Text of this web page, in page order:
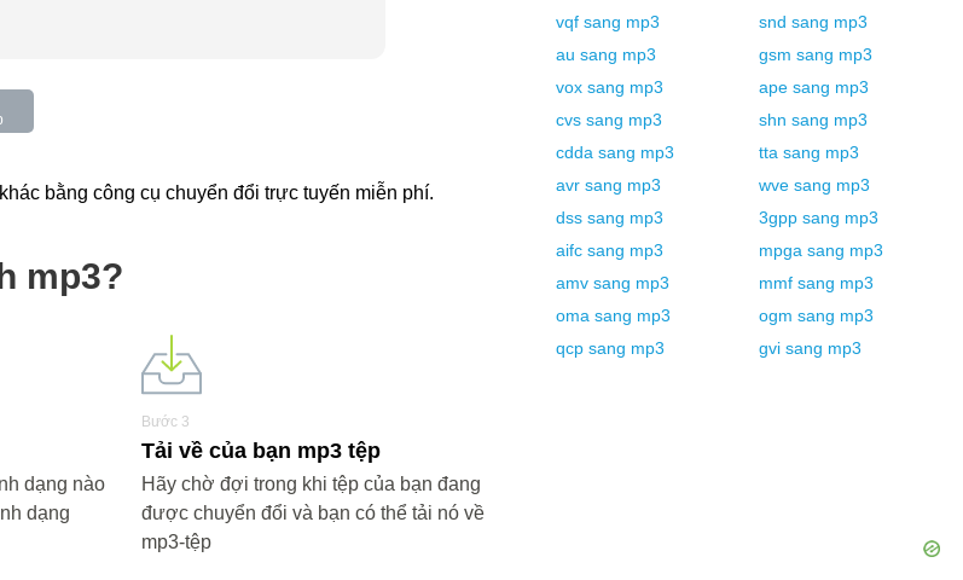
bằng công cụ chuyển đổi trực tuyến miễn phí.
mp3?
dạng nào
dạng
Bước 3
Tải về của bạn mp3 tệp
Hãy chờ đợi trong khi tệp của bạn đang
được chuyển đổi và bạn có thể tải nó về
mp3-tệp
vqf sang mp3 snd sang mp3
au sang mp3 gsm sang mp3
vox sang mp3 ape sang mp3
cvs sang mp3 shn sang mp3
cdda sang mp3 tta sang mp3
avr sang mp3 wve sang mp3
dss sang mp3 3gpp sang mp3
aifc sang mp3 mpga sang mp3
amv sang mp3 mmf sang mp3
oma sang mp3 ogm sang mp3
qcp sang mp3 gvi sang mp3